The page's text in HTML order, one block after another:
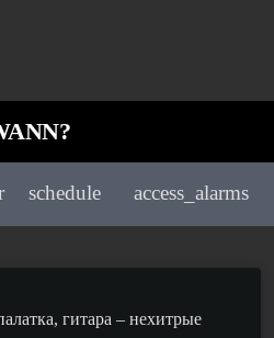
schedule access_alarms
гитара – нехитрые